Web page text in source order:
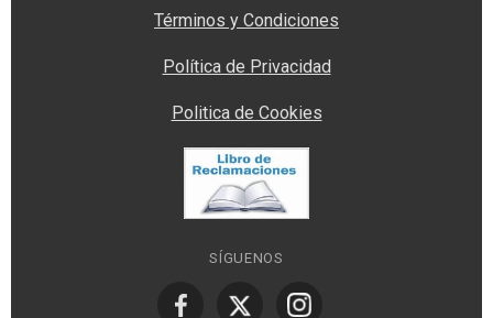
Términos y Condiciones
Política de Privacidad
Politica de Cookies
SÍGUENOS